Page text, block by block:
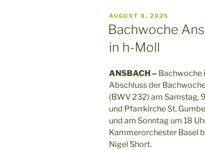
VERÖFFENTLICHT
AM
AUGUST 8, 2025
Bachwoche
in h-Moll
ANSBACH – Bachwoche
Abschluss der
(BWV 232) am Samstag,
und Pfarrkirche St.
und am Sonntag um 18
Kammerorchester Basel
Nigel Short.